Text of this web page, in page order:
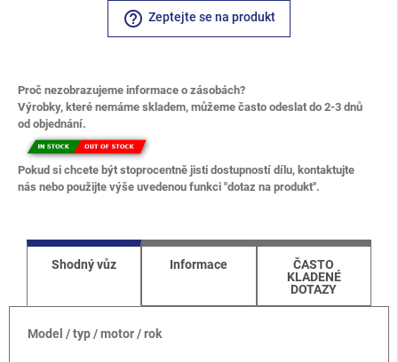
help_outline Zeptejte se na produkt
Proč nezobrazujeme informace o zásobách?
Výrobky, které nemáme skladem, můžeme často odeslat do 2-3 dnů
od objednání.
Pokud si chcete být stoprocentně jisti dostupností dílu, kontaktujte
nás nebo použijte výše uvedenou funkci "dotaz na produkt".
Shodný vůz Informace
ČASTO
KLADENÉ
DOTAZY
Model / typ / motor / rok